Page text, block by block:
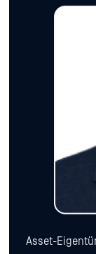
Asset-